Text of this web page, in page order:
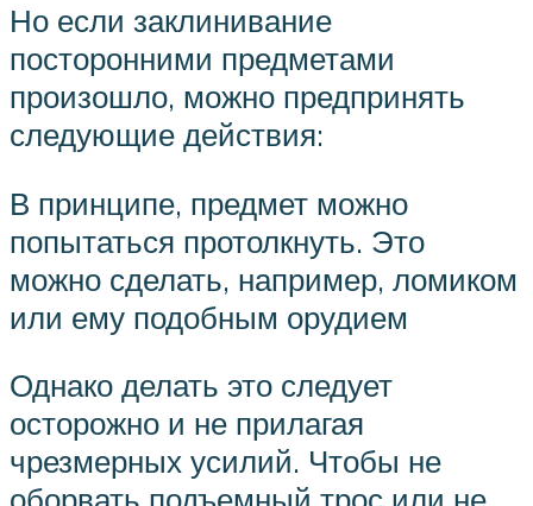
Но если заклинивание
посторонними предметами
произошло, можно предпринять
следующие действия:
В принципе, предмет можно
попытаться протолкнуть. Это
можно сделать, например, ломиком
или ему подобным орудием
Однако делать это следует
осторожно и не прилагая
чрезмерных усилий. Чтобы не